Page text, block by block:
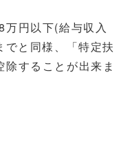
万円以下(給与収入
と同様、「特定扶
することが出来ま